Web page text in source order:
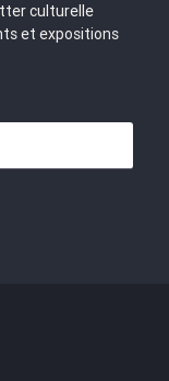
culturelle
et expositions